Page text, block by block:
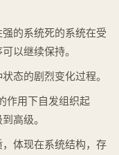
的系统死的系统在受
以继续保持。
态的剧烈变化过程。
作用下自发组织起
高级。
体现在系统结构，存